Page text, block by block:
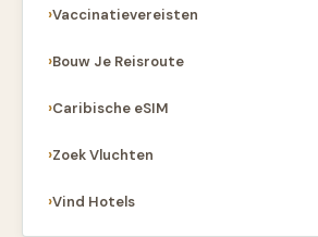
Vaccinatievereisten
Bouw Je Reisroute
Caribische eSIM
Zoek Vluchten
Vind Hotels